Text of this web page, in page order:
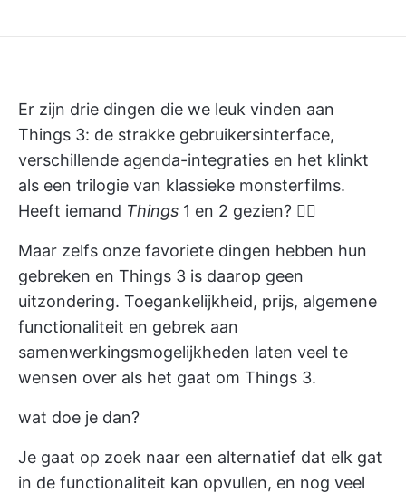
Er zijn drie dingen die we leuk vinden aan
Things 3: de strakke gebruikersinterface,
verschillende agenda-integraties en het klinkt
als een trilogie van klassieke monsterfilms.
Heeft iemand Things 1 en 2 gezien? 🧟‍♀️
Maar zelfs onze favoriete dingen hebben hun
gebreken en Things 3 is daarop geen
uitzondering. Toegankelijkheid, prijs, algemene
functionaliteit en gebrek aan
samenwerkingsmogelijkheden laten veel te
wensen over als het gaat om Things 3.
wat doe je dan?
Je gaat op zoek naar een alternatief dat elk gat
in de functionaliteit kan opvullen, en nog veel